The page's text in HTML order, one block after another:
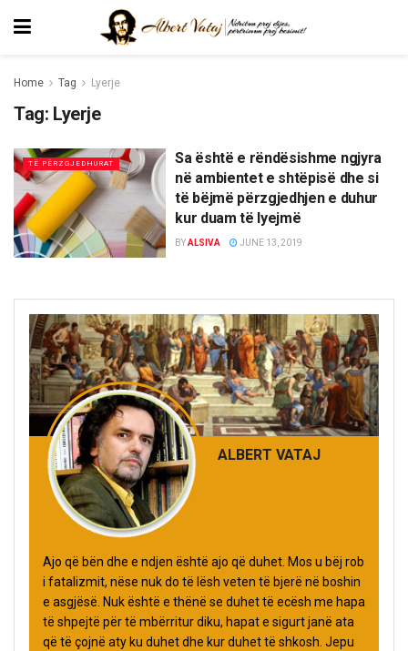
Home Tag Lyerje
Tag: Lyerje
TË PËRZGJEDHURAT
Sa është e rëndësishme ngjyra
në ambientet e shtëpisë dhe si
të bëjmë përzgjedhjen e duhur
kur duam të lyejmë
BYALSIVA JUNE 13, 2019
ALBERT VATAJ
Ajo që bën dhe e ndjen është ajo që duhet. Mos u bëj rob
i fatalizmit, nëse nuk do të lësh veten të bjerë në boshin
e asgjësë. Nuk është e thënë se duhet të ecësh me hapa
të shpejtë për të mbërritur diku, hapat e sigurt janë ata
që të çojnë aty ku duhet dhe kur duhet të shkosh. Jepu